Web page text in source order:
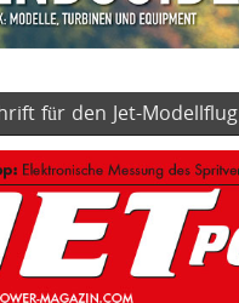
für den Jet-Modellflug